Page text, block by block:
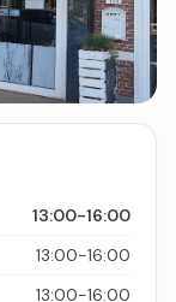
13:00-16:00
13:00-16:00
13:00-16:00